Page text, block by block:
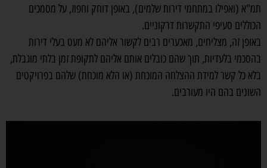
תמ"א (ואפילו במתחמי דירות שלמים), באופן דוחק וחפוז, על מסמכים
הכוללים סעיפי התקשרות דרקוניים.
באופן זה, מצליחים, מאכערים רבים לקשור אליהם לא מעט בעלי דירות
בהסכמי בלעדיות, תוך שהם כובלים אותם אליהם לתקופת זמן בלתי מוגבלת,
בלא כל קשר למידת ההצלחה המוכחת (או הלא מוכחת) שלהם בפרויקטים
השונים בהם היו מעורבים.